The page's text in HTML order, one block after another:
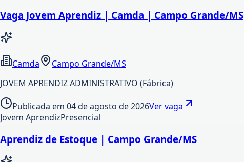
Vaga Jovem Aprendiz | Camda | Campo Grande/MS
Camda
Campo Grande/MS
JOVEM APRENDIZ ADMINISTRATIVO (Fábrica)
Publicada em 04 de agosto de 2026Ver vaga
Jovem AprendizPresencial
Aprendiz de Estoque | Campo Grande/MS